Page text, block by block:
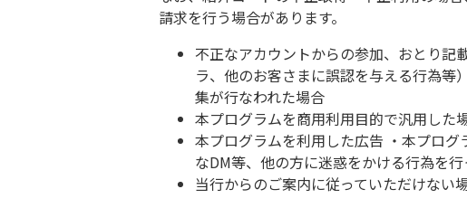
請求を行う場合があります。
不正なアカウントからの参加、おとり記
ラ、他のお客さまに誤認を与える行為等
集が行なわれた場合
本プログラムを商用利用目的で汎用した
本プログラムを利用した広告 ・本プロ
なDM等、他の方に迷惑をかける行為を
当行からのご案内に従っていただけない